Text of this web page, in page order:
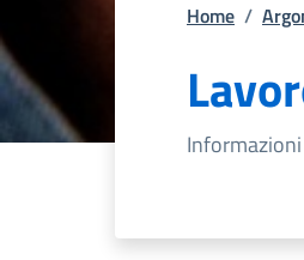
Home /